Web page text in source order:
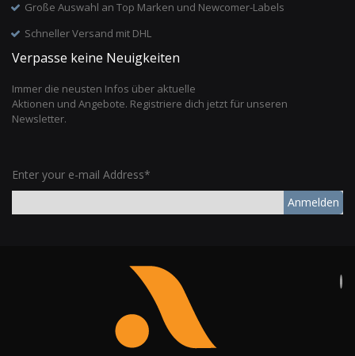
Große Auswahl an Top Marken und Newcomer-Labels
Schneller Versand mit DHL
Verpasse keine Neuigkeiten
Immer die neusten Infos über aktuelle
Aktionen und Angebote. Registriere dich jetzt für unseren
Newsletter.
Enter your e-mail Address*
Anmelden